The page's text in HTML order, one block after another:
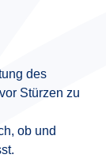
des
Stürzen zu
ob und